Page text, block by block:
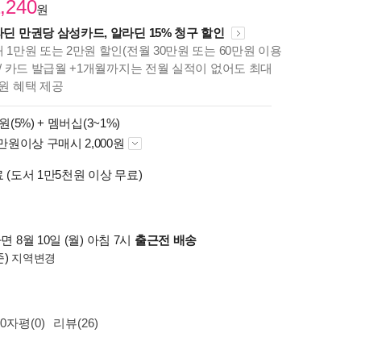
원
딘 만권당 삼성카드, 알라딘 15% 청구 할인
1만원 또는 2만원 할인(전월 30만원 또는 60만원 이용
카드 발급월 +1개월까지는 전월 실적이 없어도 최대
혜택 제공
(5%) + 멤버십(3~1%)
원이상 구매시 2,000원
(도서 1만5천원 이상 무료)
8월 10일 (월) 아침 7시 출근전 배송
) 지역변경
자평(0) 리뷰(26)